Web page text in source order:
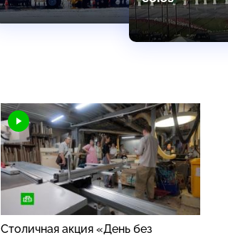
Столичная акция «День без